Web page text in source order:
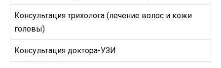
Консультация трихолога (лечение волос и кожи
головы)
Консультация доктора-УЗИ